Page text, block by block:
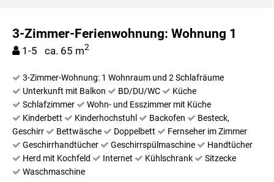
3-Zimmer-Ferienwohnung: Wohnung 1
1-5 ca. 65 m2
3-Zimmer-Wohnung: 1 Wohnraum und 2 Schlafräume
Unterkunft mit Balkon
BD/DU/WC
Küche
Schlafzimmer
Wohn- und Esszimmer mit Küche
Kinderbett
Kinderhochstuhl Backofen
Besteck,
Geschirr
Bettwäsche Doppelbett
Fernseher im Zimmer
Geschirrhandtücher
Geschirrspülmaschine
Handtücher
Herd mit Kochfeld
Internet Kühlschrank
Sitzecke
Waschmaschine